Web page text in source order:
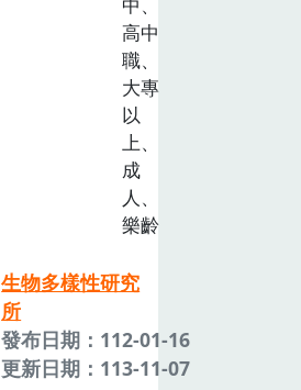
中、
高中
職、
大專
以
上、
成
人、
樂齡
生物多樣性研究
所
發布日期：112-01-16
更新日期：113-11-07